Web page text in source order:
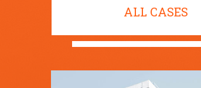
ALL CASES